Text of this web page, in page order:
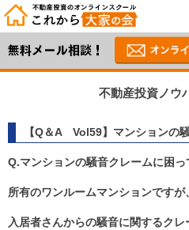
不動産投資ノウ
【Q＆A Vol59】マンションの
Q.マンションの騒音クレームに困っ
所有のワンルームマンションですが
入居者さんからの騒音に関するクレ